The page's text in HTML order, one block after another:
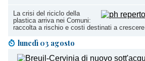
La crisi del riciclo della
plastica arriva nei Comuni:
raccolta a rischio e costi destinati a crescere
lunedì 03 agosto